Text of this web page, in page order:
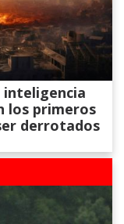
inteligencia
los primeros
derrotados